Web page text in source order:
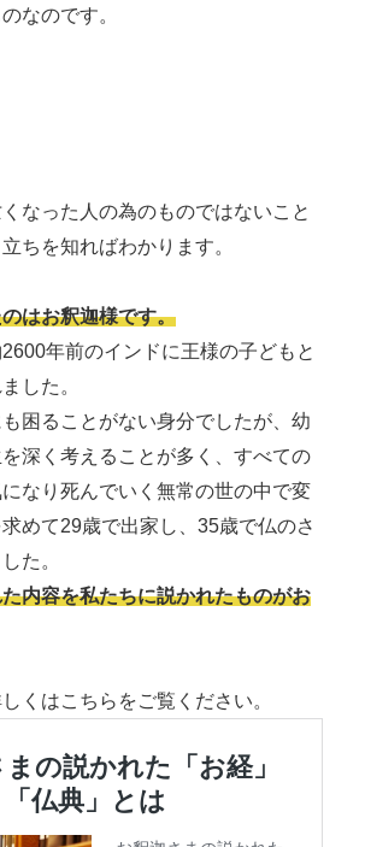
なのです。
なった人の為のものではないこと
ちを知ればわかります。
はお釈迦様です。
年前のインドに王様の子どもと
した。
困ることがない身分でしたが、幼
深く考えることが多く、すべての
なり死んでいく無常の世の中で変
めて29歳で出家し、35歳で仏のさ
た。
内容を私たちに説かれたものがお
くはこちらをご覧ください。